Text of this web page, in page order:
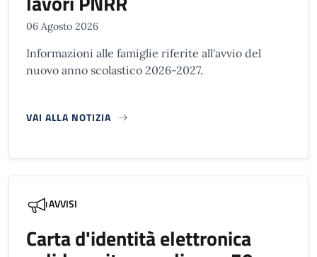
06 Agosto 2026
Informazioni alle famiglie riferite all'avvio del
nuovo anno scolastico 2026-2027.
VAI ALLA NOTIZIA
AVVISI
Carta d'identità elettronica